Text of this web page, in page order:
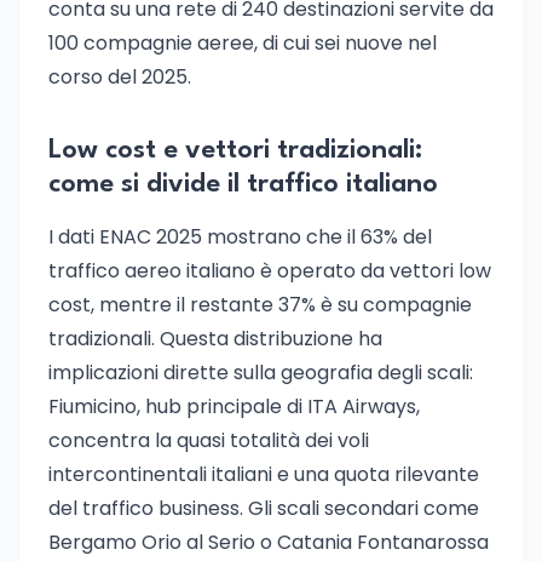
conta su una rete di 240 destinazioni servite da
100 compagnie aeree, di cui sei nuove nel
corso del 2025.
Low cost e vettori tradizionali:
come si divide il traffico italiano
I dati ENAC 2025 mostrano che il 63% del
traffico aereo italiano è operato da vettori low
cost, mentre il restante 37% è su compagnie
tradizionali. Questa distribuzione ha
implicazioni dirette sulla geografia degli scali:
Fiumicino, hub principale di ITA Airways,
concentra la quasi totalità dei voli
intercontinentali italiani e una quota rilevante
del traffico business. Gli scali secondari come
Bergamo Orio al Serio o Catania Fontanarossa